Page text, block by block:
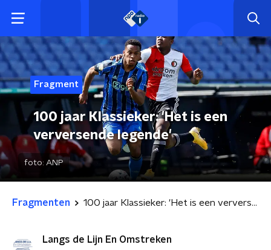
Fragment
100 jaar Klassieker: 'Het is een
verversende legende'
foto: ANP
Fragmenten 100 jaar Klassieker: 'Het is een verversende legende'
Langs de Lijn En Omstreken